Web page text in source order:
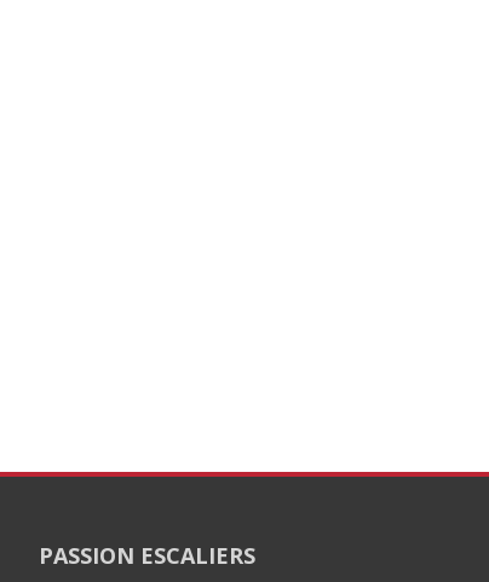
PASSION ESCALIERS